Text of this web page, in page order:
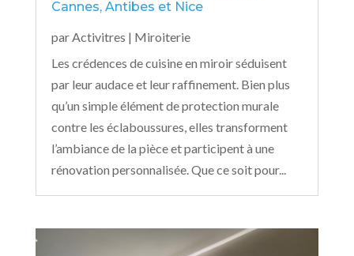
Cannes, Antibes et Nice
parActivitres | Miroiterie
Les crédences de cuisine en miroir séduisent
par leur audace et leur raffinement. Bien plus
qu’un simple élément de protection murale
contre les éclaboussures, elles transforment
l’ambiance de la pièce et participent à une
rénovation personnalisée. Que ce soit pour...